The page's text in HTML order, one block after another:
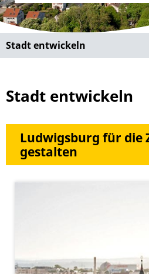
Stadt entwickeln
Stadt entwickeln
Ludwigsburg für die
gestalten